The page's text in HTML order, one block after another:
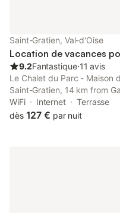
Saint-Gratien, Val-d'Oise
Location de vacances
9.2Fantastique⋅11 avis
Le Chalet du Parc - Maison
Saint-Gratien, 14 km from
Metro Station, as well as 14
Paris.
WiFi Internet
Terrasse
dès 127 € par nuit